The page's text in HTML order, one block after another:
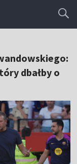
dbałby o